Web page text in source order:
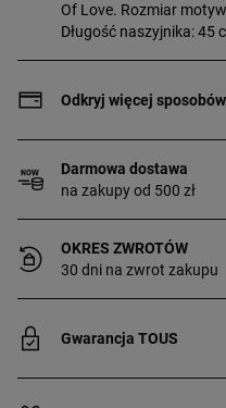
Of Love. Rozmiar
Długość naszyjnika: 45
Odkryj więcej
Darmowa dostawa
na zakupy od 500 zł
OKRES ZWROTÓW
30 dni na zwrot zakupu
Gwarancja TOUS